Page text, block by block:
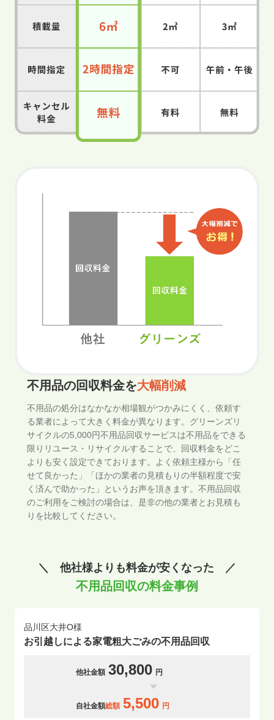
不用品の回収料金を大幅削減
不用品の処分はなかなか相場観がつかみにくく、依頼す
る業者によって大きく料金が異なります。グリーンズリ
サイクルの5,000円不用品回収サービスは不用品をできる
限りリユース・リサイクルすることで、回収料金をどこ
よりも安く設定できております。よく依頼主様から「任
せて良かった」「ほかの業者の見積もりの半額程度で安
く済んで助かった」というお声を頂きます。不用品回収
のご利用をご検討の場合は、是非の他の業者とお見積も
りを比較してください。
＼ 他社様よりも料金が安くなった ／
不用品回収の料金事例
品川区大井O様
お引越しによる家電粗大ごみの不用品回収
他社金額 30,800 円
自社金額総額 5,500 円